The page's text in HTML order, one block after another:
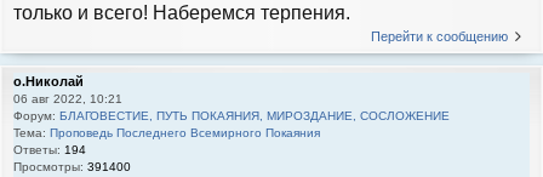
только и всего! Наберемся терпения.
Перейти к сообщению
о.Николай
06 авг 2022, 10:21
Форум: БЛАГОВЕСТИЕ, ПУТЬ ПОКАЯНИЯ, МИРОЗДАНИЕ, СОСЛОЖЕНИЕ
Тема: Проповедь Последнего Всемирного Покаяния
Ответы: 194
Просмотры: 391400